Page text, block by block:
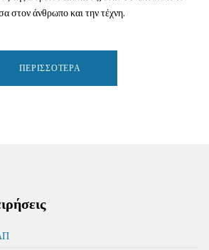
στον άνθρωπο και την τέχνη.
ΠΕΡΙΣΣΌΤΕΡΑ